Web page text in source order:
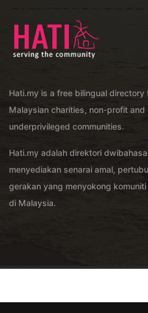
Hati.my is a free bilingual
Malaysian charities, non-profit
underprivileged communities.
Hati.my adalah direktori
menyediakan senarai amal,
gerakan yang menyokong
di Malaysia.